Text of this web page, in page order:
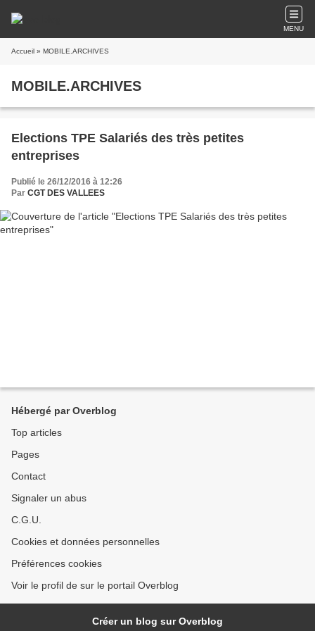
MENU
Accueil » MOBILE.ARCHIVES
MOBILE.ARCHIVES
Elections TPE Salariés des très petites
entreprises
Publié le 26/12/2016 à 12:26
Par CGT DES VALLEES
Hébergé par Overblog
Top articles
Pages
Contact
Signaler un abus
C.G.U.
Cookies et données personnelles
Préférences cookies
Voir le profil de sur le portail Overblog
Créer un blog sur Overblog